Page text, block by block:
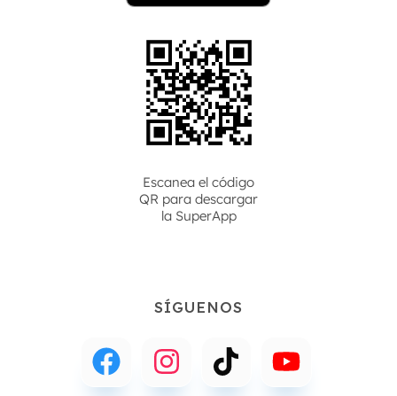
Escanea el código
QR para descargar
la SuperApp
SÍGUENOS